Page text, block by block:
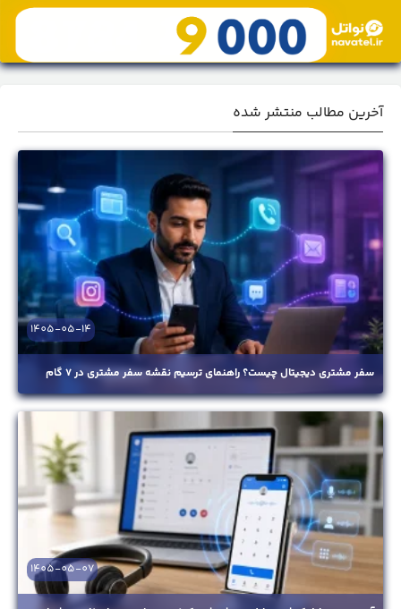
آخرین مطالب منتشر شده
سفر مشتری دیجیتال چیست؟ راهنمای ترسیم نقشه سفر مشتری در ۷ گام
1405-05-14
1405-05-07